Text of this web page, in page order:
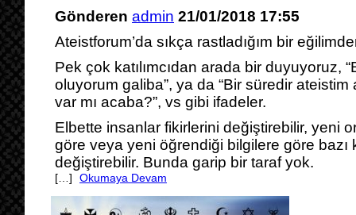
Gönderen admin 21/01/2018 17:55
Ateistforum’da sıkça rastladığım bir
Pek çok katılımcıdan arada bir duyuyoruz,
oluyorum galiba”, ya da “Bir süredir ateistim
var mı acaba?”, vs gibi ifadeler.
Elbette insanlar fikirlerini değiştirebilir, yeni
göre veya yeni öğrendiği bilgilere göre
değiştirebilir. Bunda garip bir taraf yok.
[…]Okumaya Devam